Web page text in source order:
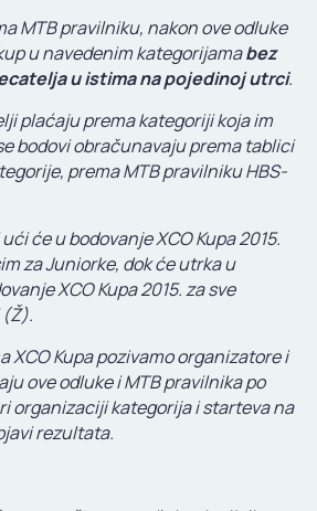
MTB pravilniku, nakon ove odluke
u navedenim kategorijamabez
u istima na pojedinoj utrci.
plaćaju prema kategoriji koja im
bodovi obračunavaju prema tablici
prema MTB pravilniku HBS-
će u bodovanje XCO Kupa 2015.
za Juniorke, dok će utrka u
XCO Kupa 2015. za sve
(Ž).
XCO Kupa pozivamo organizatore i
ove odluke i MTB pravilnika po
organizaciji kategorija i starteva na
rezultata.